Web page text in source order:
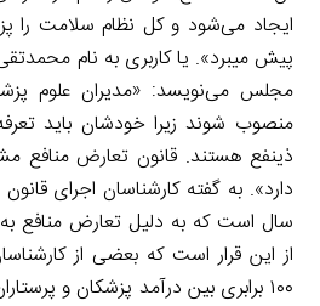
ایجاد می‌شود و کل نظام سلامت را
پیش میبرد». یا کاربری به نام
مجلس می‌نویسد: «مدیران علوم
منصوب شوند زیرا خودشان باید
ذینفع هستند. قانون تعارض منافع
سال است که به دلیل تعارض منافع
از این قرار است که بعضی از
۱۰۰ برابری بین درآمد پزشکان و